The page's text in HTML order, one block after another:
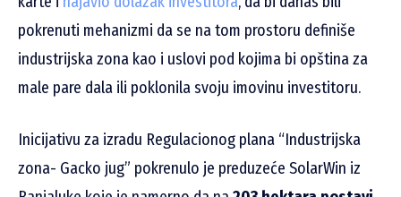
pokrenuti mehanizmi da se na tom prostoru definiše
industrijska zona kao i uslovi pod kojima bi opština za
male pare dala ili poklonila svoju imovinu investitoru.
Inicijativu za izradu Regulacionog plana “Industrijska
zona- Gacko jug” pokrenulo je preduzeće SolarWin iz